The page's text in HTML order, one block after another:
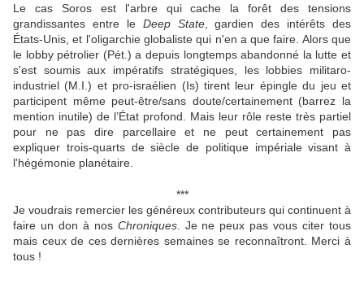
Le cas Soros est l'arbre qui cache la forêt des tensions
grandissantes entre le Deep State, gardien des intérêts des
États-Unis, et l'oligarchie globaliste qui n'en a que faire. Alors que
le lobby pétrolier (Pét.) a depuis longtemps abandonné la lutte et
s'est soumis aux impératifs stratégiques, les lobbies militaro-
industriel (M.I.) et pro-israélien (Is) tirent leur épingle du jeu et
participent même peut-être/sans doute/certainement (barrez la
mention inutile) de l’État profond. Mais leur rôle reste très partiel
pour ne pas dire parcellaire et ne peut certainement pas
expliquer trois-quarts de siècle de politique impériale visant à
l'hégémonie planétaire.
***
Je voudrais remercier les généreux contributeurs qui continuent à
faire un don à nos Chroniques. Je ne peux pas vous citer tous
mais ceux de ces dernières semaines se reconnaîtront. Merci à
tous !